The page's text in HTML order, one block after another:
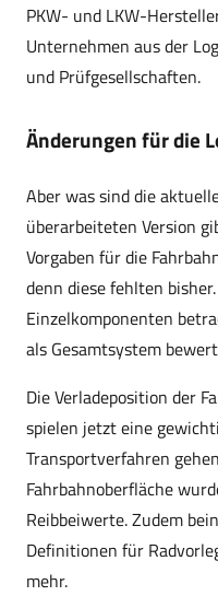
PKW- und LKW-
Unternehmen aus der
und Prüfgesellschaften.
Änderungen für die
Aber was sind die
überarbeiteten Version
Vorgaben für die
denn diese fehlten
Einzelkomponenten
als Gesamtsystem
Die Verladeposition der
spielen jetzt eine
Transportverfahren
Fahrbahnoberfläche
Reibbeiwerte. Zudem
Definitionen für
mehr.